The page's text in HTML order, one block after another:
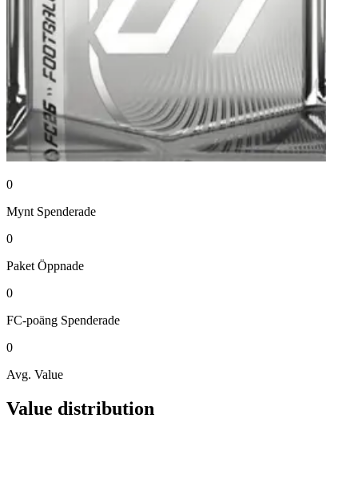
0
Mynt Spenderade
0
Paket Öppnade
0
FC-poäng Spenderade
0
Avg. Value
Value distribution